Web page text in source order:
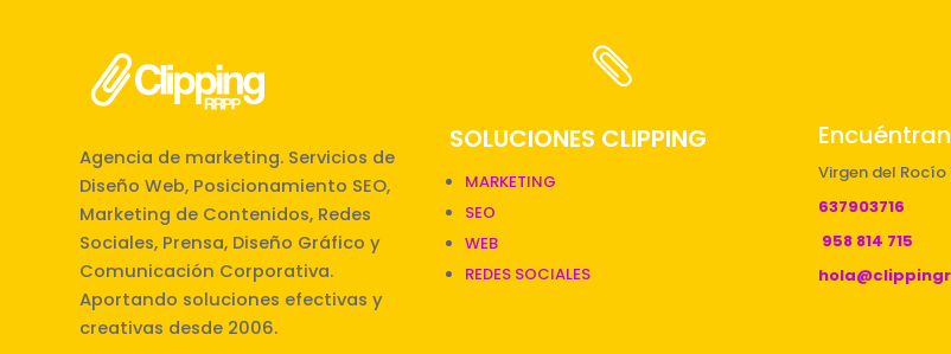
Agencia de marketing. Servicios de
Diseño Web, Posicionamiento SEO,
Marketing de Contenidos, Redes
Sociales, Prensa, Diseño Gráfico y
Comunicación Corporativa.
Aportando soluciones efectivas y
creativas desde 2006.

SOLUCIONES CLIPPING
MARKETING
SEO
WEB
REDES SOCIALES
Virgen del Rocío
637903716
958 814 715